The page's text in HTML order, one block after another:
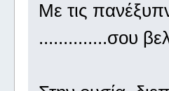
Με τις
..............σου